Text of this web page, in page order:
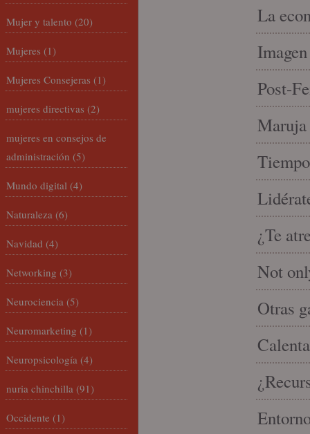
La
Post-
Maruja
¿Te
Not
Otras
Mujer y talento (20)
Mujeres (1)
Mujeres Consejeras (1)
mujeres directivas (2)
mujeres en consejos de
administración (5)
Mundo digital (4)
Naturaleza (6)
Navidad (4)
Networking (3)
Neurociencia (5)
Neuromarketing (1)
Neuropsicología (4)
nuria chinchilla (91)
Occidente (1)